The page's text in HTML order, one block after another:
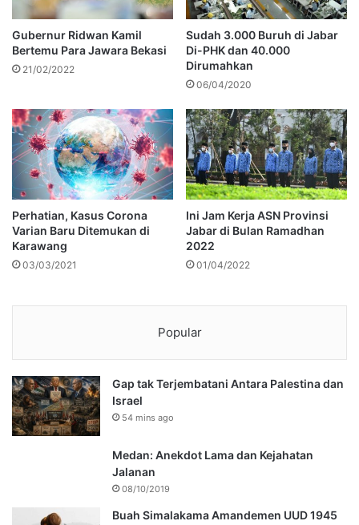
Gubernur Ridwan Kamil
Bertemu Para Jawara Bekasi
21/02/2022
Sudah 3.000 Buruh di Jabar
Di-PHK dan 40.000
Dirumahkan
06/04/2020
Perhatian, Kasus Corona
Varian Baru Ditemukan di
Karawang
03/03/2021
Ini Jam Kerja ASN Provinsi
Jabar di Bulan Ramadhan
2022
01/04/2022
Popular
Gap tak Terjembatani Antara Palestina dan
Israel
54 mins ago
Medan: Anekdot Lama dan Kejahatan
Jalanan
08/10/2019
Buah Simalakama Amandemen UUD 1945